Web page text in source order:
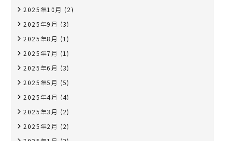
2025年10月 (2)
2025年9月 (3)
2025年8月 (1)
2025年7月 (1)
2025年6月 (3)
2025年5月 (5)
2025年4月 (4)
2025年3月 (2)
2025年2月 (2)